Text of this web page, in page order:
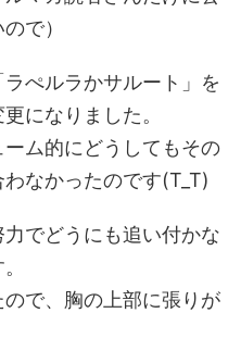
で）
ぺルラかサルート」を
になりました。
ム的にどうしてもその
なかったのです(T_T)
でどうにも追い付かな
で、胸の上部に張りが